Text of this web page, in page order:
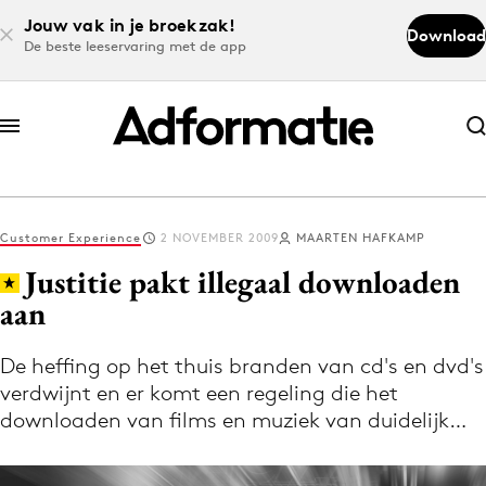
Jouw vak in je broekzak!
De beste leeservaring met de app
Download
Abonneer nu
Abonneer nu
Log in
Volg het laatste nieuws via de Adformatie
Nieuws app
Customer Experience 2 NOVEMBER 2009 MAARTEN HAFKAMP
Justitie pakt illegaal downloaden
aan
De heffing op het thuis branden van cd's en dvd's
verdwijnt en er komt een regeling die het
downloaden van films en muziek van duidelijk…